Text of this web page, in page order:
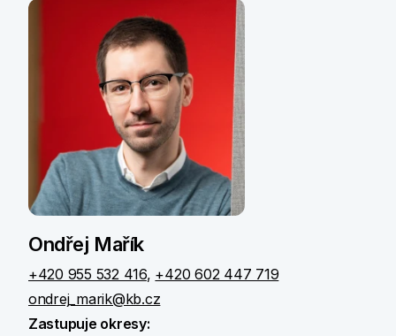
Ondřej Mařík
+420 955 532 416, +420 602 447 719
ondrej_marik@kb.cz
Zastupuje okresy: